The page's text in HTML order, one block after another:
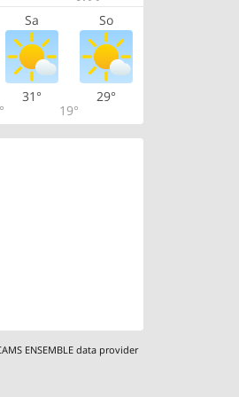
Sa So
31°
19°
29°
ENSEMBLE data provider